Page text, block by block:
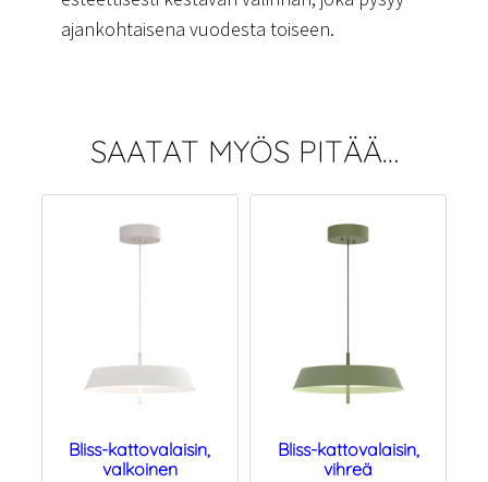
ajankohtaisena vuodesta toiseen.
SAATAT MYÖS PITÄÄ…
Bliss-kattovalaisin,
valkoinen
Bliss-kattovalaisin,
vihreä